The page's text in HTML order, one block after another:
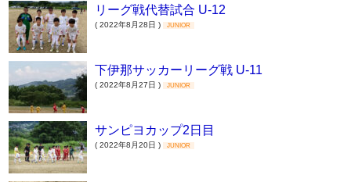
リーグ戦代替試合 U-12
( 2022年8月28日 ) JUNIOR
下伊那サッカーリーグ戦 U-11
( 2022年8月27日 ) JUNIOR
サンピヨカップ2日目
( 2022年8月20日 ) JUNIOR